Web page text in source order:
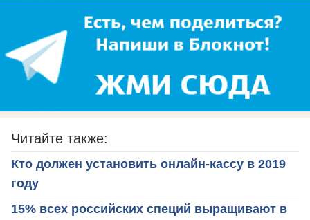
Читайте также:
Кто должен установить онлайн-кассу в 2019
году
15% всех российских специй выращивают в